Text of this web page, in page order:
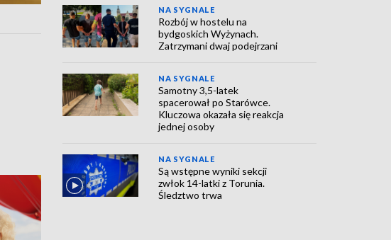
NA SYGNALE
Rozbój w hostelu na
bydgoskich Wyżynach.
Zatrzymani dwaj podejrzani
NA SYGNALE
Samotny 3,5-latek
spacerował po Starówce.
Kluczowa okazała się reakcja
jednej osoby
NA SYGNALE
Są wstępne wyniki sekcji
zwłok 14-latki z Torunia.
Śledztwo trwa